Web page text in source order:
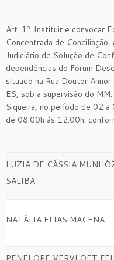
Art. 1º. Instituir e convocar
Concentrada de
Judiciário de Solução de
dependências do Fórum
situado na Rua Doutor
ES, sob a supervisão do
Siqueira, no período de 02
de 08:00h às 12:00h.
LUZIA DE CÁSSIA
SALIBA
NATÁLIA ELIAS MACENA